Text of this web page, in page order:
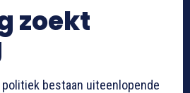
zoekt
bestaan uiteenlopende